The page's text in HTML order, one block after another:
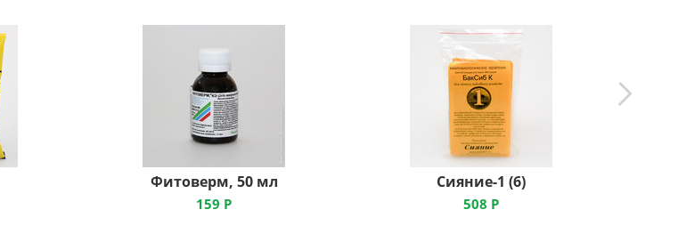
Фитоверм, 50 мл
159 Р
Сияние-1 (6)
508 Р